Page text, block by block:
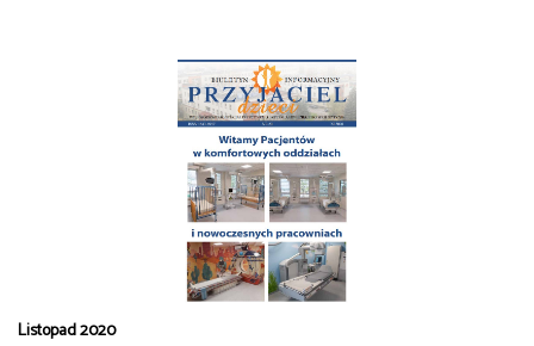
Listopad 2020